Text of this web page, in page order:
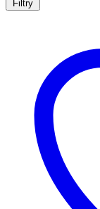
Filtry